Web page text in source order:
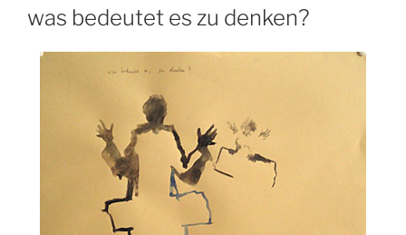
was bedeutet es zu denken?